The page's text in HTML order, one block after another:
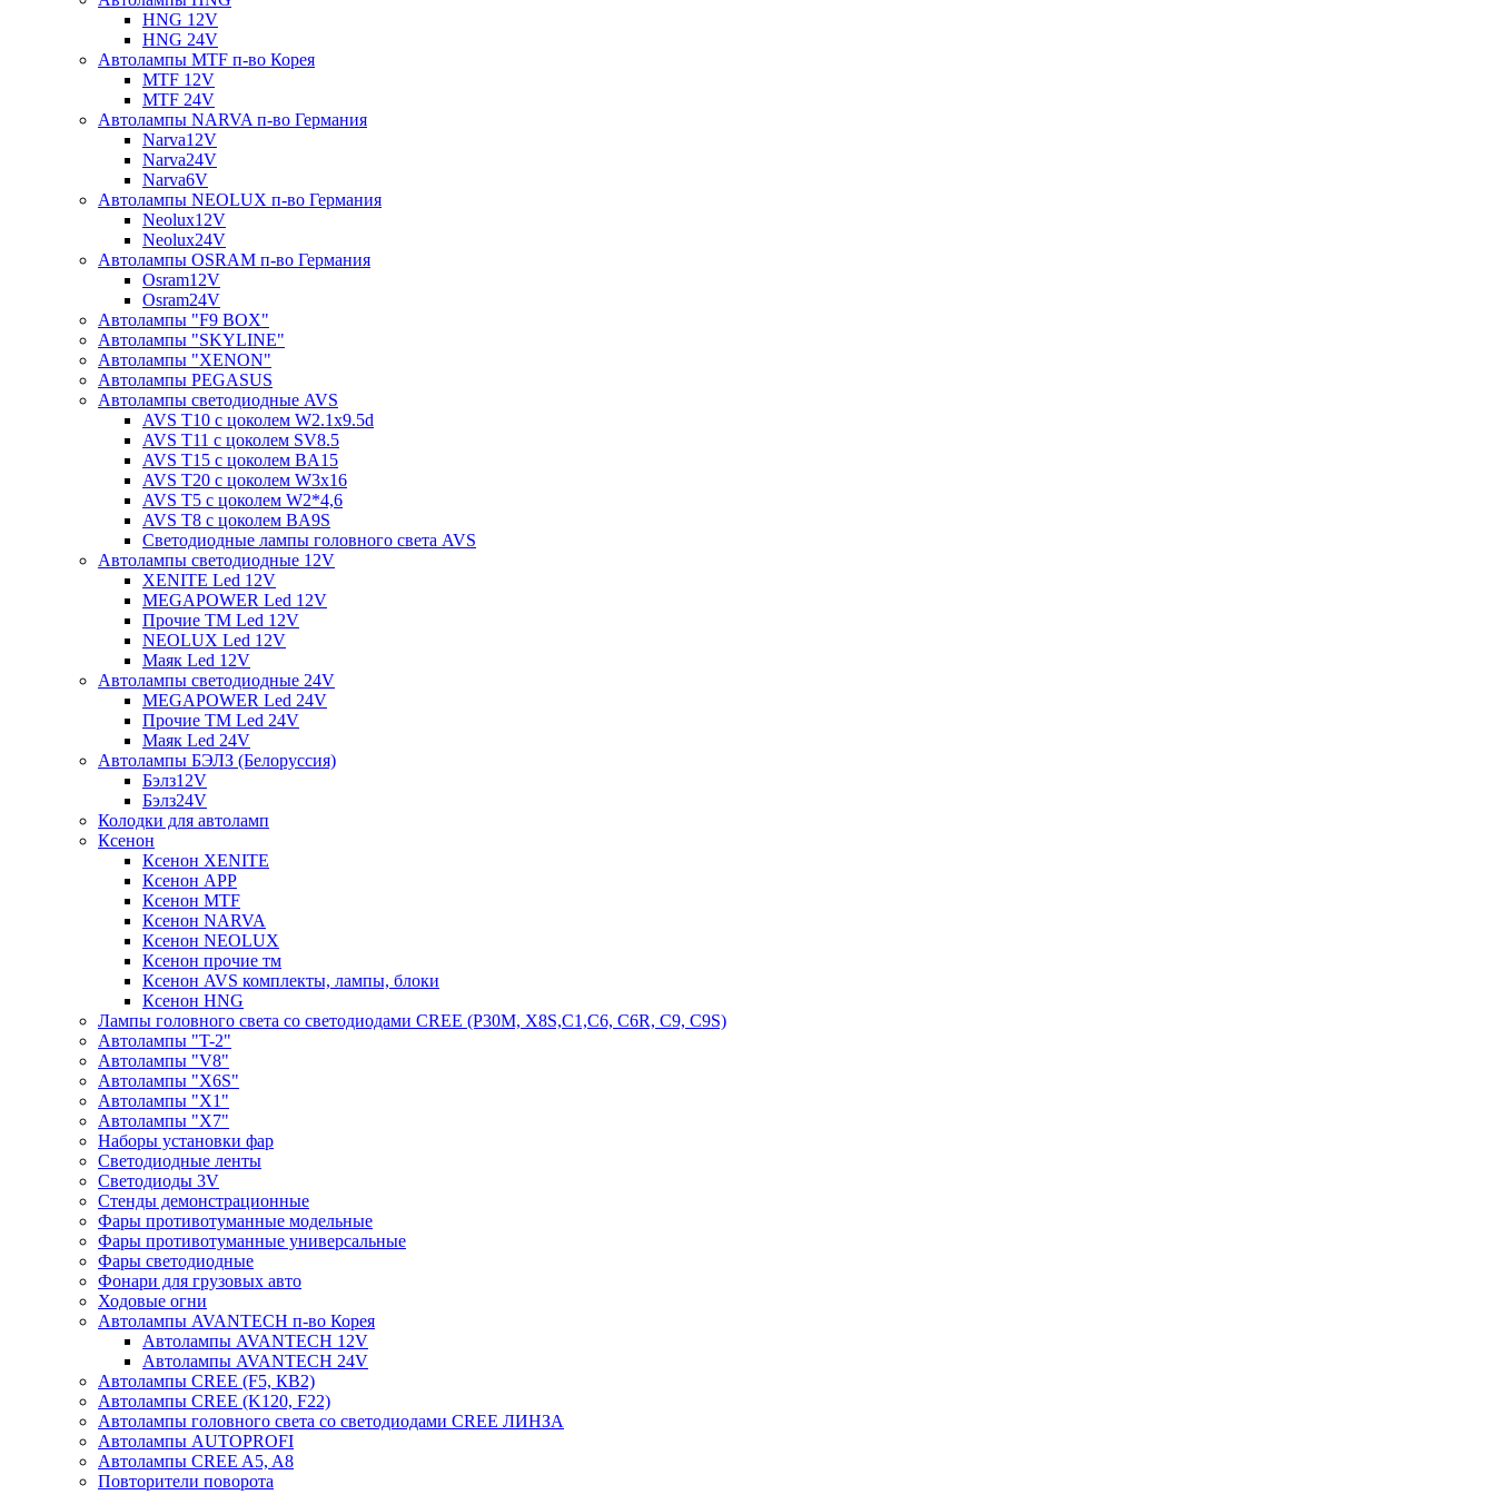
HNG 12V
HNG 24V
Автолампы MTF п-во Корея
MTF 12V
MTF 24V
Автолампы NARVA п-во Германия
Narva12V
Narva24V
Narva6V
Автолампы NEOLUX п-во Германия
Neolux12V
Neolux24V
Автолампы OSRAM п-во Германия
Osram12V
Osram24V
Автолампы "F9 BOX"
Автолампы "SKYLINE"
Автолампы "XENON"
Автолампы PEGASUS
Автолампы светодиодные AVS
AVS T10 с цоколем W2.1x9.5d
AVS T11 с цоколем SV8.5
AVS T15 с цоколем BA15
AVS T20 с цоколем W3x16
AVS T5 с цоколем W2*4,6
AVS T8 с цоколем BA9S
Светодиодные лампы головного света AVS
Автолампы светодиодные 12V
XENITE Led 12V
MEGAPOWER Led 12V
Прочие ТМ Led 12V
NEOLUX Led 12V
Маяк Led 12V
Автолампы светодиодные 24V
MEGAPOWER Led 24V
Прочие ТМ Led 24V
Маяк Led 24V
Автолампы БЭЛЗ (Белоруссия)
Бэлз12V
Бэлз24V
Колодки для автоламп
Ксенон
Ксенон XENITE
Ксенон APP
Ксенон MTF
Ксенон NARVA
Ксенон NEOLUX
Ксенон прочие тм
Ксенон AVS комплекты, лампы, блоки
Ксенон HNG
Лампы головного света со светодиодами CREE (P30M, X8S,С1,С6, С6R, С9, С9S)
Автолампы "T-2"
Автолампы "V8"
Автолампы "X6S"
Автолампы "Х1"
Автолампы "Х7"
Наборы установки фар
Светодиодные ленты
Светодиоды 3V
Стенды демонстрационные
Фары противотуманные модельные
Фары противотуманные универсальные
Фары светодиодные
Фонари для грузовых авто
Ходовые огни
Автолампы AVANTECH п-во Корея
Автолампы AVANTECH 12V
Автолампы AVANTECH 24V
Автолампы CREE (F5, КВ2)
Автолампы CREE (K120, F22)
Автолампы головного света со светодиодами CREE ЛИНЗА
Автолампы AUTOPROFI
Автолампы CREE A5, A8
Повторители поворота